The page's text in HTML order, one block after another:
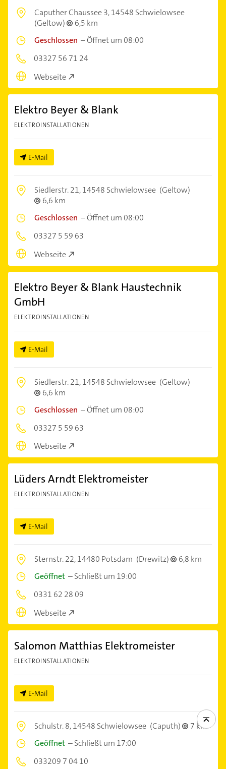
Caputher Chaussee 3,14548 Schwielowsee
(Geltow)
6,5 km
Geschlossen –Öffnet um 08:00
03327 56 71 24
Webseite
Elektro Beyer & Blank
ELEKTROINSTALLATIONEN
E-Mail
Siedlerstr. 21,14548 Schwielowsee (Geltow)
6,6 km
Geschlossen –Öffnet um 08:00
03327 5 59 63
Webseite
Elektro Beyer & Blank Haustechnik
GmbH
ELEKTROINSTALLATIONEN
E-Mail
Siedlerstr. 21,14548 Schwielowsee (Geltow)
6,6 km
Geschlossen –Öffnet um 08:00
03327 5 59 63
Webseite
Lüders Arndt Elektromeister
ELEKTROINSTALLATIONEN
E-Mail
Sternstr. 22,14480 Potsdam (Drewitz)
6,8 km
Geöffnet –Schließt um 19:00
0331 62 28 09
Webseite
Salomon Matthias Elektromeister
ELEKTROINSTALLATIONEN
E-Mail
Schulstr. 8,14548 Schwielowsee (Caputh)
7 km
Geöffnet –Schließt um 17:00
033209 7 04 10